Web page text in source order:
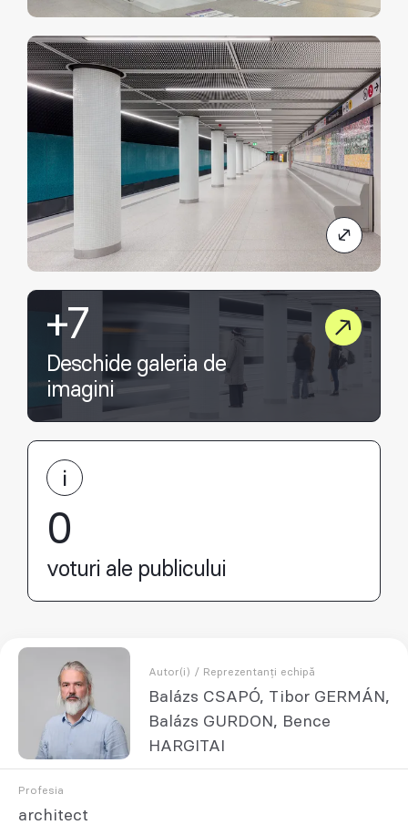
+7
Deschide galeria de
imagini
0
voturi ale publicului
Autor(i) / Reprezentanți echipă
Balázs CSAPÓ, Tibor GERMÁN,
Balázs GURDON, Bence
HARGITAI
Profesia
architect